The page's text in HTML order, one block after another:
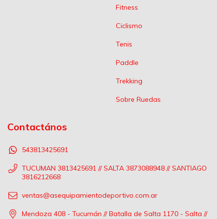
Fitness
Ciclismo
Tenis
Paddle
Trekking
Sobre Ruedas
Contactános
543813425691
TUCUMAN 3813425691 // SALTA 3873088948 // SANTIAGO
3816212668
ventas@asequipamientodeportivo.com.ar
Mendoza 408 - Tucumán // Batalla de Salta 1170 - Salta //